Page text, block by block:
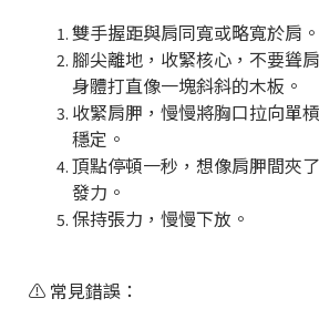
雙手握距與肩同寬或略寬於肩。
腳尖離地，收緊核心，不要聳
身體打直像一塊斜斜的木板。
收緊肩胛，慢慢將胸口拉向單
穩定。
頂點停頓一秒，想像肩胛間夾
發力。
保持張力，慢慢下放。
⚠️ 常見錯誤：